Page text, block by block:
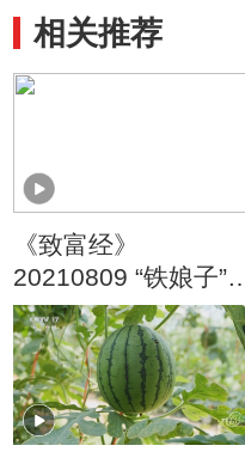
相关推荐
《致富经》
20210809 “铁娘子”
梨记